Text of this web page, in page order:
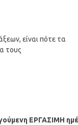
είναι πότε τα
τους
ΕΡΓΑΣΙΜΗ